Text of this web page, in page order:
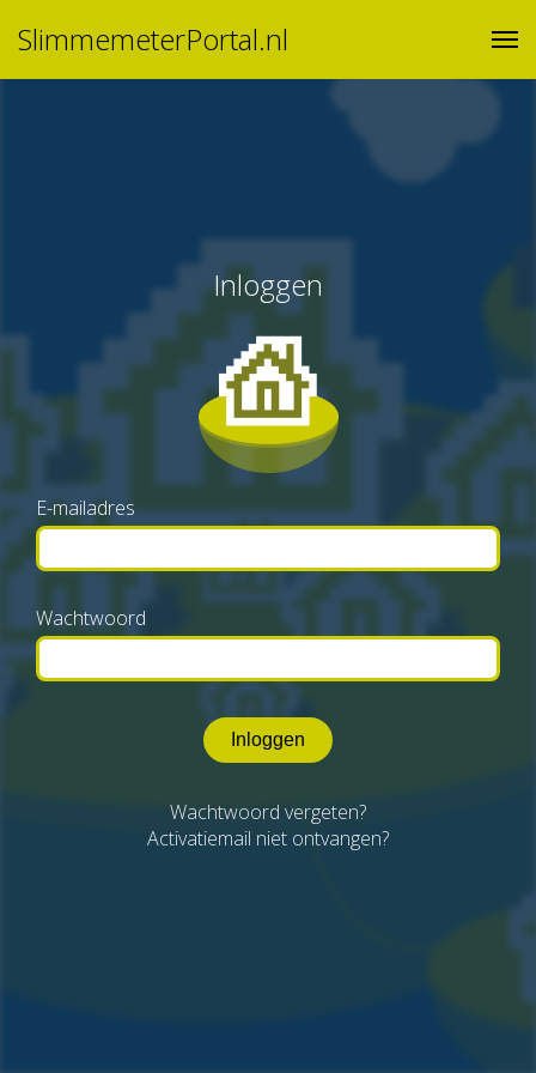
SlimmemeterPortal.nl
Inloggen
E-mailadres
Wachtwoord
Inloggen
Wachtwoord vergeten?
Activatiemail niet ontvangen?